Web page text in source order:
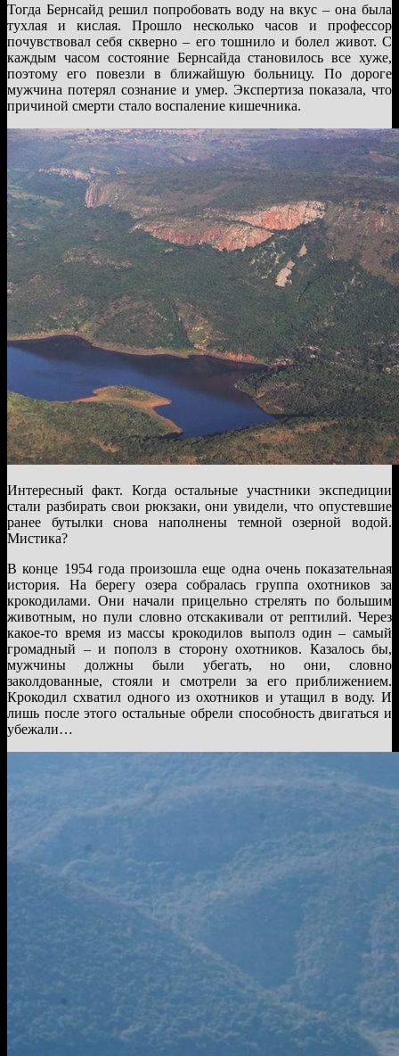
Тогда Бернсайд решил попробовать воду на вкус – она была
тухлая и кислая. Прошло несколько часов и профессор
почувствовал себя скверно – его тошнило и болел живот. С
каждым часом состояние Бернсайда становилось все хуже,
поэтому его повезли в ближайшую больницу. По дороге
мужчина потерял сознание и умер. Экспертиза показала, что
причиной смерти стало воспаление кишечника.
Интересный факт. Когда остальные участники экспедиции
стали разбирать свои рюкзаки, они увидели, что опустевшие
ранее бутылки снова наполнены темной озерной водой.
Мистика?
В конце 1954 года произошла еще одна очень показательная
история. На берегу озера собралась группа охотников за
крокодилами. Они начали прицельно стрелять по большим
животным, но пули словно отскакивали от рептилий. Через
какое-то время из массы крокодилов выполз один – самый
громадный – и пополз в сторону охотников. Казалось бы,
мужчины должны были убегать, но они, словно
заколдованные, стояли и смотрели за его приближением.
Крокодил схватил одного из охотников и утащил в воду. И
лишь после этого остальные обрели способность двигаться и
убежали…